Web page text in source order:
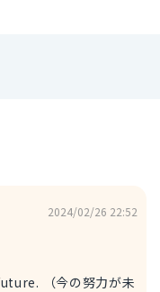
2024/02/26 22:52
（今の努力が未